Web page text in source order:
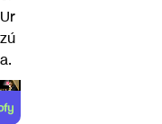
Ur
zú
a.